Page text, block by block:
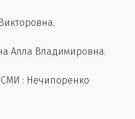
Алла Владимировна.
СМИ : Нечипоренко